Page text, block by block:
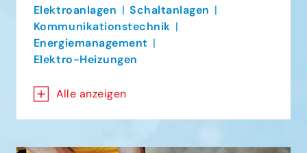
Elektroanlagen
Schaltanlagen
Kommunikationstechnik
Energiemanagement
Elektro-Heizungen
Alle anzeigen